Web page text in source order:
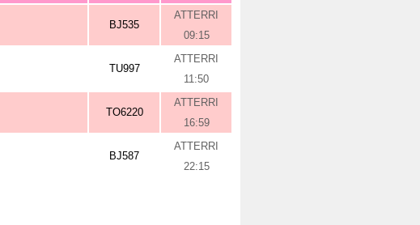
BJ535
ATTERRI
09:15
TU997
ATTERRI
11:50
TO6220
ATTERRI
16:59
BJ587
ATTERRI
22:15